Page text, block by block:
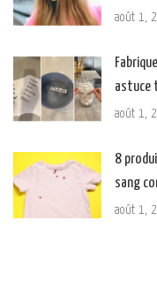
août 1,
astuce
août 1,
8
sang
août 1,